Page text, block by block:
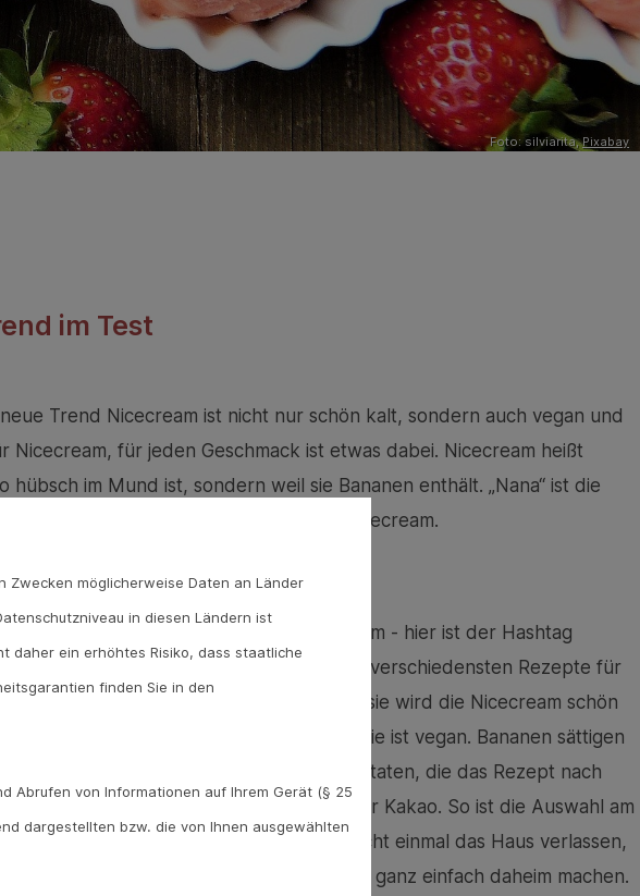
Foto: silviarita,Pixabay
im Test
Trend Nicecream ist nicht nur schön kalt, sondern auch vegan und
für jeden Geschmack ist etwas dabei. Nicecream heißt
hübsch im Mund ist, sondern weil sie Bananen enthält. „Nana“ ist die
zusammen mit Icecream wird sie zur Nicecream.
Bananen
und Influencern auf Instagram - hier ist der Hashtag
- oder Tik Tok. Dabei präsentieren sie die verschiedensten Rezepte für
jedes Rezept: die Banane. Durch sie wird die Nicecream schön
dass man Zucker dazugeben muss und sie ist vegan. Bananen sättigen
und die Vitamine B und C. Weitere Zutaten, die das Rezept nach
Beispiel Kokosmilch, Nüsse, Früchte oder Kakao. So ist die Auswahl am
Und man muss für den Genuss noch nicht einmal das Haus verlassen,
Rezept und den passenden Zutaten ganz einfach daheim machen.
Zwecken möglicherweise Daten an Länder
in diesen Ländern ist
daher ein erhöhtes Risiko, dass staatliche
finden Sie in den
Abrufen von Informationen auf Ihrem Gerät (§ 25
dargestellten bzw. die von Ihnen ausgewählten